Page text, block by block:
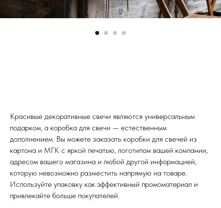
Красивые декоративные свечи являются универсальным
подарком, а коробка для свечи — естественным
дополнением. Вы можете заказать коробки для свечей из
картона и МГК с яркой печатью, логотипом вашей компании,
адресом вашего магазина и любой другой информацией,
которую невозможно разместить напрямую на товаре.
Используйте упаковку как эффективный промоматериал и
привлекайте больше покупателей.